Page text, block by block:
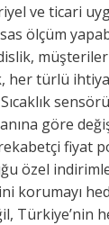
ve ticari
ölçüm
her türlü
göre
fiyat
özel
korumayı
Türkiye’nin